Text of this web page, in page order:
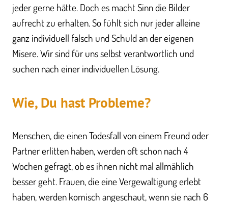
jeder gerne hätte. Doch es macht Sinn die Bilder
aufrecht zu erhalten. So fühlt sich nur jeder alleine
ganz individuell falsch und Schuld an der eigenen
Misere. Wir sind für uns selbst verantwortlich und
suchen nach einer individuellen Lösung.
Wie, Du hast Probleme?
Menschen, die einen Todesfall von einem Freund oder
Partner erlitten haben, werden oft schon nach 4
Wochen gefragt, ob es ihnen nicht mal allmählich
besser geht. Frauen, die eine Vergewaltigung erlebt
haben, werden komisch angeschaut, wenn sie nach 6